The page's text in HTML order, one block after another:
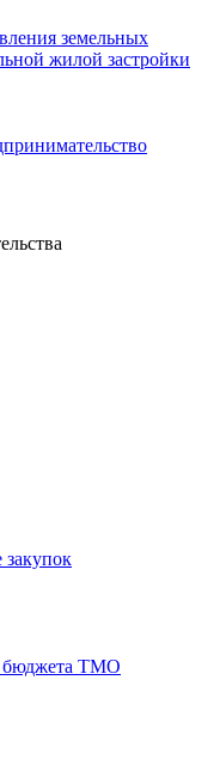
земельных
жилой застройки
бюджета ТМО